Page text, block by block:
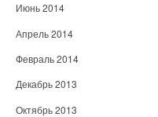
Июнь 2014
Апрель 2014
Февраль 2014
Декабрь 2013
Октябрь 2013